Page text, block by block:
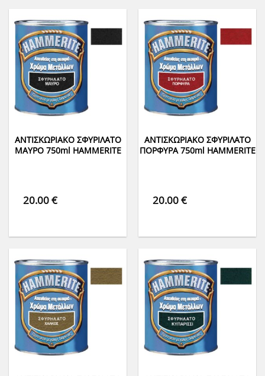
ΑΝΤΙΣΚΩΡΙΑΚΟ ΣΦΥΡΙΛΑΤΟ
ΜΑΥΡΟ 750ml HAMMERITE
20.00€
ΑΝΤΙΣΚΩΡΙΑΚΟ ΣΦΥΡΙΛΑΤΟ
ΠΟΡΦΥΡΑ 750ml HAMMERITE
20.00€